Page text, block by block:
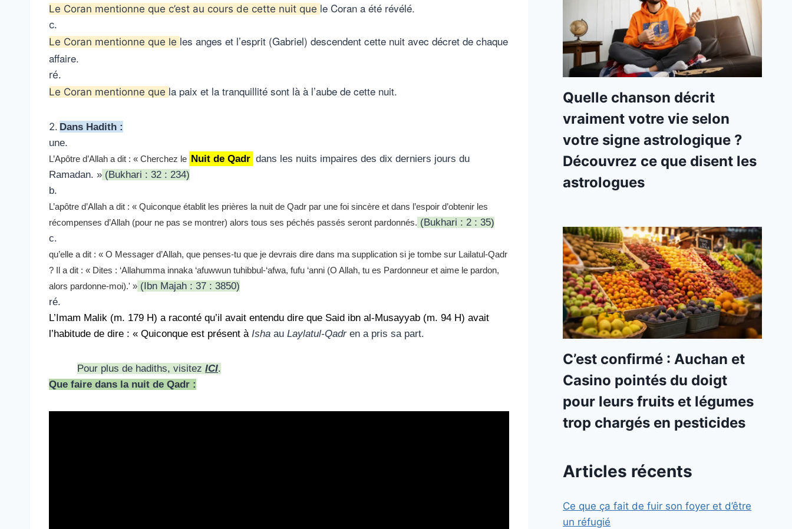
Le Coran mentionne que c’est au cours de cette nuit que le Coran a été révélé.
c.
Le Coran mentionne que le les anges et l’esprit (Gabriel) descendent cette nuit avec décret de chaque
affaire.
ré.
Le Coran mentionne que la paix et la tranquillité sont là à l’aube de cette nuit.
2. Dans Hadith :
une.
L’Apôtre d’Allah a dit : « Cherchez le Nuit de Qadr dans les nuits impaires des dix derniers jours du
Ramadan. » (Bukhari : 32 : 234)
b.
L’apôtre d’Allah a dit : « Quiconque établit les prières la nuit de Qadr par une foi sincère et dans l’espoir d’obtenir les
récompenses d’Allah (pour ne pas se montrer) alors tous ses péchés passés seront pardonnés. (Bukhari : 2 : 35)
c.
qu’elle a dit : « O Messager d’Allah, que penses-tu que je devrais dire dans ma supplication si je tombe sur Lailatul-Qadr
? Il a dit : « Dites : ‘Allahumma innaka ‘afuwwun tuhibbul-‘afwa, fufu ‘anni (O Allah, tu es Pardonneur et aime le pardon,
alors pardonne-moi).' » (Ibn Majah : 37 : 3850)
ré.
L’Imam Malik (m. 179 H) a raconté qu’il avait entendu dire que Said ibn al-Musayyab (m. 94 H) avait
l’habitude de dire : « Quiconque est présent à Isha au Laylatul-Qadr en a pris sa part.
Pour plus de hadiths, visitez ICI.
Que faire dans la nuit de Qadr :
Quelle chanson décrit
vraiment votre vie selon
votre signe astrologique ?
Découvrez ce que disent les
astrologues
C’est confirmé : Auchan et
Casino pointés du doigt
pour leurs fruits et légumes
trop chargés en pesticides
Articles récents
Ce que ça fait de fuir son foyer et d’être
un réfugié